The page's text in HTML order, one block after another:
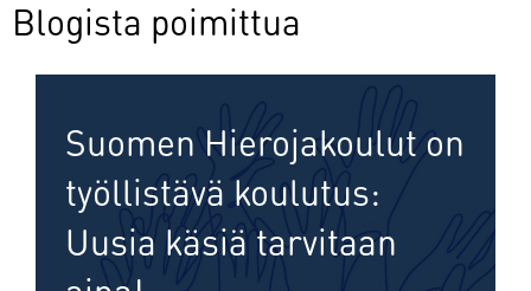
Blogista poimittua
Suomen Hierojakoulut on
työllistävä koulutus:
Uusia käsiä tarvitaan